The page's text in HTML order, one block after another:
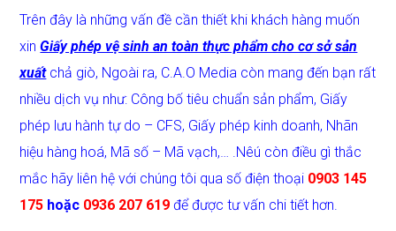
Trên đây là những vấn đề cần thiết khi khách hàng muốn
xinGiấy phép vệ sinh an toàn thực phẩm cho cơ sở sản
xuấtchả giò, Ngoài ra, C.A.O Media còn mang đến bạn rất
nhiều dịch vụ như: Công bố tiêu chuẩn sản phẩm, Giấy
phép lưu hành tự do – CFS, Giấy phép kinh doanh, Nhãn
hiệu hàng hoá, Mã số – Mã vạch,… .Nêú còn điều gì thắc
mắc hãy liên hệ với chúng tôi qua số điện thoại 0903 145
175 hoặc 0936 207 619 để được tư vấn chi tiết hơn.